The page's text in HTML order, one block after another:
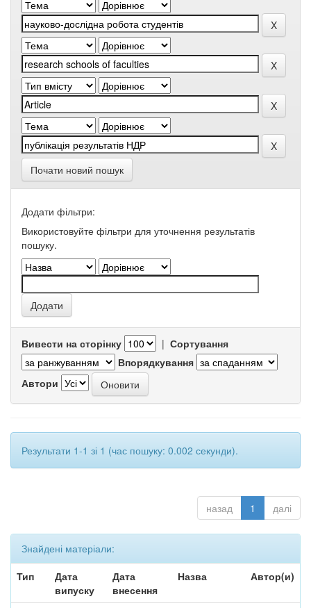
Почати новий пошук
Додати фільтри:
Використовуйте фільтри для уточнення результатів
пошуку.
Вивести на сторінку | Сортування
Впорядкування
Автори
Результати 1-1 зі 1 (час пошуку: 0.002 секунди).
назад 1 далі
Знайдені матеріали:
Тип
Дата
випуску
Дата
внесення
Назва Автор(и)